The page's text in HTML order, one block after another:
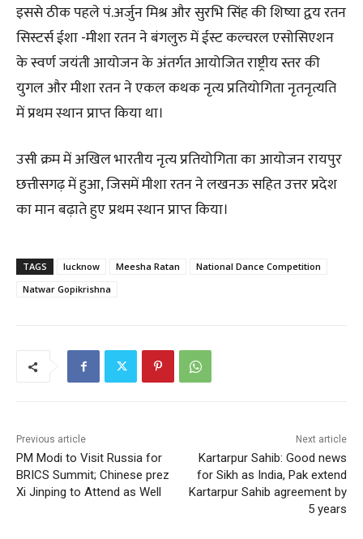
इससे ठीक पहले पं.अर्जुन मिश्र और सुरभि सिंह की शिष्या द्वय रतन
सिस्टर्स ईशा -मीशा रतन ने बंगलुरु में ईस्ट कल्चरल एसोसिएशन
के स्वर्ण जयंती आयोजन के अंतर्गत आयोजित राष्ट्रीय स्तर की
युगल और मीशा रतन ने एकल कथक नृत्य प्रतियोगिता नृतनृत्यति
में प्रथम स्थान प्राप्त किया था।
उसी क्रम में अखिल भारतीय नृत्य प्रतियोगिता का आयोजन रायपुर
छत्तीसगढ़ में हुआ, जिसमें मीशा रतन ने लखनऊ सहित उत्तर प्रदेश
का मान बढ़ाते हुए प्रथम स्थान प्राप्त किया।
TAGS lucknow Meesha Ratan
National Dance Competition
Natwar Gopikrishna
Previous article
PM Modi to Visit Russia for
BRICS Summit; Chinese prez
Xi Jinping to Attend as Well
Next article
Kartarpur Sahib: Good news
for Sikh as India, Pak extend
Kartarpur Sahib agreement by
5 years